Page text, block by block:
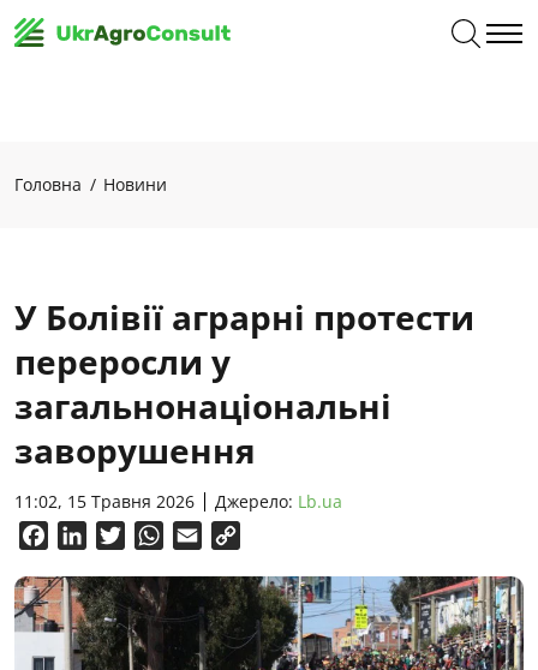
Головна Новини
У Болівії аграрні протести
переросли у
загальнонаціональні
заворушення
11:02, 15 Травня 2026 Джерело: Lb.ua
FacebookLinkedInTwitterWhatsApp
Email